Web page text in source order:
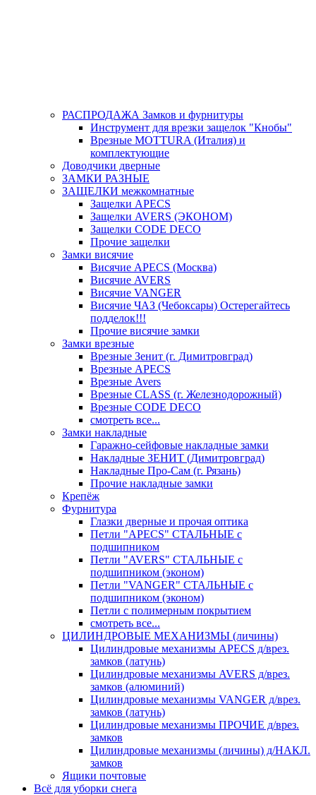
РАСПРОДАЖА Замков и фурнитуры
Инструмент для врезки защелок "Кнобы"
Врезные MOTTURA (Италия) и
комплектующие
Доводчики дверные
ЗАМКИ РАЗНЫЕ
ЗАЩЕЛКИ межкомнатные
Защелки APECS
Защелки AVERS (ЭКОНОМ)
Защелки CODE DECO
Прочие защелки
Замки висячие
Висячие APECS (Москва)
Висячие AVERS
Висячие VANGER
Висячие ЧАЗ (Чебоксары) Остерегайтесь
подделок!!!
Прочие висячие замки
Замки врезные
Врезные Зенит (г. Димитровград)
Врезные APECS
Врезные Avers
Врезные CLASS (г. Железнодорожный)
Врезные CODE DECO
смотреть все...
Замки накладные
Гаражно-сейфовые накладные замки
Накладные ЗЕНИТ (Димитровград)
Накладные Про-Сам (г. Рязань)
Прочие накладные замки
Крепёж
Фурнитура
Глазки дверные и прочая оптика
Петли "APECS" СТАЛЬНЫЕ с
подшипником
Петли "AVERS" СТАЛЬНЫЕ с
подшипником (эконом)
Петли "VANGER" СТАЛЬНЫЕ с
подшипником (эконом)
Петли с полимерным покрытием
смотреть все...
ЦИЛИНДРОВЫЕ МЕХАНИЗМЫ (личины)
Цилиндровые механизмы APECS д/врез.
замков (латунь)
Цилиндровые механизмы AVERS д/врез.
замков (алюминий)
Цилиндровые механизмы VANGER д/врез.
замков (латунь)
Цилиндровые механизмы ПРОЧИЕ д/врез.
замков
Цилиндровые механизмы (личины) д/НАКЛ.
замков
Ящики почтовые
Всё для уборки снега